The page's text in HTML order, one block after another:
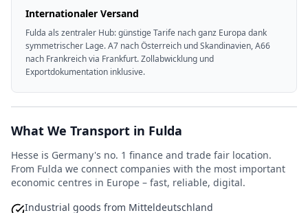
Internationaler Versand
Fulda als zentraler Hub: günstige Tarife nach ganz Europa dank
symmetrischer Lage. A7 nach Österreich und Skandinavien, A66
nach Frankreich via Frankfurt. Zollabwicklung und
Exportdokumentation inklusive.
What We Transport in Fulda
Hesse is Germany's no. 1 finance and trade fair location.
From Fulda we connect companies with the most important
economic centres in Europe – fast, reliable, digital.
Industrial goods from Mitteldeutschland